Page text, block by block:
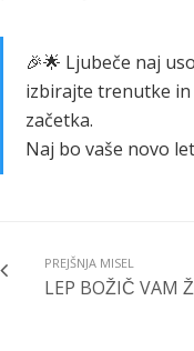
🎉🌟 Ljubeče naj
izbirajte trenutke
začetka.
Naj bo vaše novo
PREJŠNJA MISEL
LEP BOŽIČ VAM